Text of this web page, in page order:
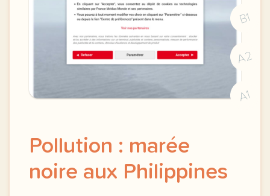
B1
A2
A1
Pollution : marée
noire aux Philippines